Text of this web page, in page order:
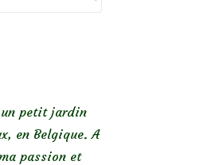
petit jardin
en Belgique. A
passion et